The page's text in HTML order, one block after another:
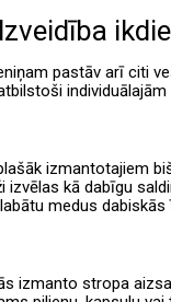
pastāv arī citi
individuālajām
izmantotajiem
izvēlas kā dabīgu
medus
izmanto stropa